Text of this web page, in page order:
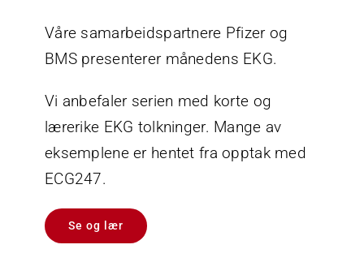
Våre samarbeidspartnere Pfizer og
BMS presenterer månedens EKG.
Vi anbefaler serien med korte og
lærerike EKG tolkninger. Mange av
eksemplene er hentet fra opptak med
ECG247.
Se og lær